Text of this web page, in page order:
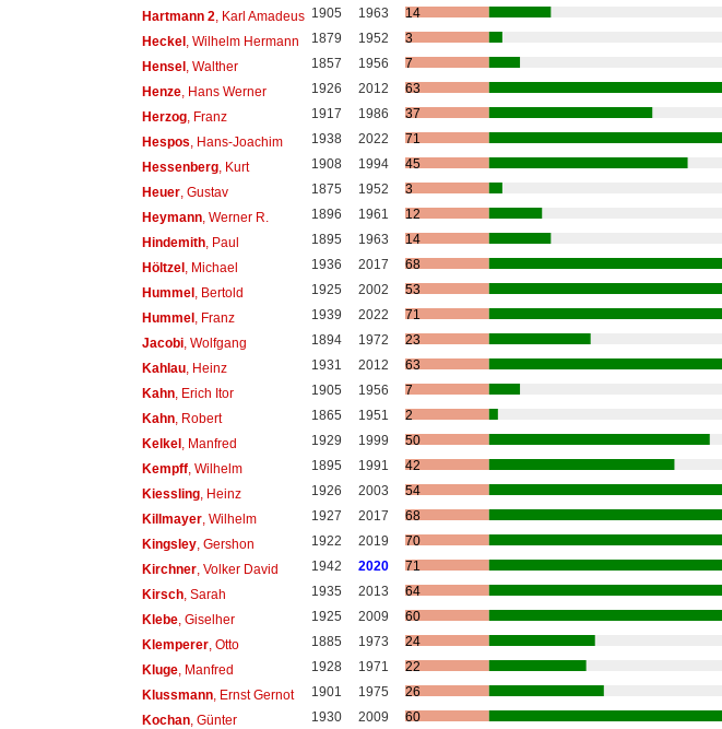
Hartmann 2 , Karl Amadeus 1905 1963
14
Heckel, Wilhelm Hermann 1879 1952
3
Hensel, Walther 1857 1956
7
Henze, Hans Werner 1926 2012
63
Herzog, Franz 1917 1986
37
Hespos , Hans-Joachim 1938 2022
71
Hessenberg, Kurt 1908 1994
45
Heuer, Gustav 1875 1952
3
Heymann, Werner R. 1896 1961
12
Hindemith, Paul 1895 1963
14
Höltzel, Michael 1936 2017
68
Hummel, Bertold 1925 2002
53
Hummel, Franz 1939 2022
71
Jacobi, Wolfgang 1894 1972
23
Kahlau, Heinz 1931 2012
63
Kahn, Erich Itor 1905 1956
7
Kahn, Robert 1865 1951
2
Kelkel, Manfred 1929 1999
50
Kempff, Wilhelm 1895 1991
42
Kiessling, Heinz 1926 2003
54
Killmayer, Wilhelm 1927 2017
68
Kingsley, Gershon 1922 2019
70
Kirchner, Volker David 1942 2020
71
Kirsch, Sarah 1935 2013
64
Klebe, Giselher 1925 2009
60
Klemperer, Otto 1885 1973
24
Kluge, Manfred 1928 1971
22
Klussmann, Ernst Gernot 1901 1975
26
Kochan, Günter 1930 2009
60